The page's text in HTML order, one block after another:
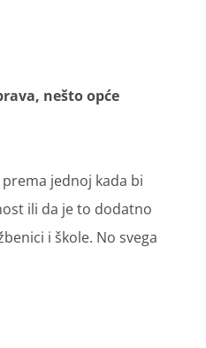
nešto opće
jednoj kada bi
ili da je to dodatno
i škole. No svega